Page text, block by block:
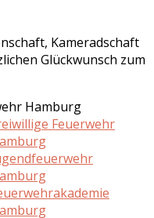
Kameradschaft
Glückwunsch zum
Hamburg
Feuerwehr